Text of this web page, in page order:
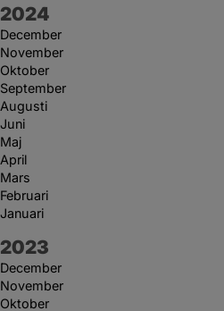
År:
2024
December
November
Oktober
September
Augusti
Juni
Maj
April
Mars
Februari
Januari
År:
2023
December
November
Oktober